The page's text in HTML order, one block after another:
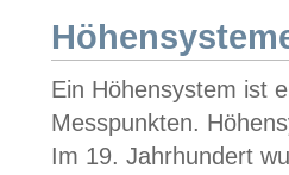
Ein Höhensystem ist
Messpunkten.
Im 19. Jahrhundert